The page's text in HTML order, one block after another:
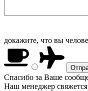
докажите, что вы
Спасибо за Ваше
Наш менеджер